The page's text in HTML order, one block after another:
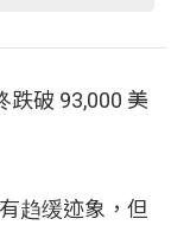
跌破 93,000 美
趋缓迹象，但